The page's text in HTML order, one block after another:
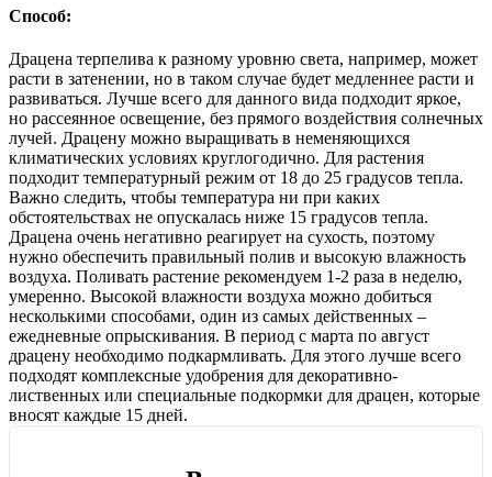
Способ:
Драцена терпелива к разному уровню света, например, может
расти в затенении, но в таком случае будет медленнее расти и
развиваться. Лучше всего для данного вида подходит яркое,
но рассеянное освещение, без прямого воздействия солнечных
лучей. Драцену можно выращивать в неменяющихся
климатических условиях круглогодично. Для растения
подходит температурный режим от 18 до 25 градусов тепла.
Важно следить, чтобы температура ни при каких
обстоятельствах не опускалась ниже 15 градусов тепла.
Драцена очень негативно реагирует на сухость, поэтому
нужно обеспечить правильный полив и высокую влажность
воздуха. Поливать растение рекомендуем 1-2 раза в неделю,
умеренно. Высокой влажности воздуха можно добиться
несколькими способами, один из самых действенных –
ежедневные опрыскивания. В период с марта по август
драцену необходимо подкармливать. Для этого лучше всего
подходят комплексные удобрения для декоративно-
лиственных или специальные подкормки для драцен, которые
вносят каждые 15 дней.